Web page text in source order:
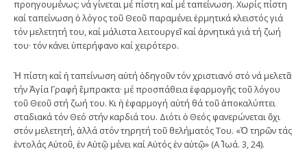
προηγουμένως: νά γίνεται μέ πίστη καί μέ ταπείνωση. Χωρίς πίστη
καί ταπείνωση ὁ λόγος τοῦ Θεοῦ παραμένει ἑρμητικά κλειστός γιά
τόν μελετητή του, καί μάλιστα λειτουργεῖ καί ἀρνητικά γιά τή ζωή
του· τόν κάνει ὑπερήφανο καί χειρότερο.
Ἡ πίστη καί ἡ ταπείνωση αὐτή ὁδηγοῦν τόν χριστιανό στό νά μελετᾶ
τήν Ἁγία Γραφή ἔμπρακτα· μέ προσπάθεια ἐφαρμογῆς τοῦ λόγου
τοῦ Θεοῦ στή ζωή του. Κι ἡ ἐφαρμογή αὐτή θά τοῦ ἀποκαλύπτει
σταδιακά τόν Θεό στήν καρδιά του. Διότι ὁ Θεός φανερώνεται ὄχι
στόν μελετητή, ἀλλά στόν τηρητή τοῦ θελήματός Του. «Ὁ τηρῶν τάς
ἐντολάς Αὐτοῦ, ἐν Αὐτῷ μένει καί Αὐτός ἐν αὐτῷ» (Α΄ Ἰωά. 3, 24).